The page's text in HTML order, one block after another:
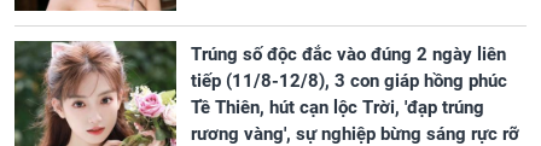
Trúng số độc đắc vào đúng 2 ngày liên
tiếp (11/8-12/8), 3 con giáp hồng phúc
Tề Thiên, hút cạn lộc Trời, 'đạp trúng
rương vàng', sự nghiệp bừng sáng rực rỡ